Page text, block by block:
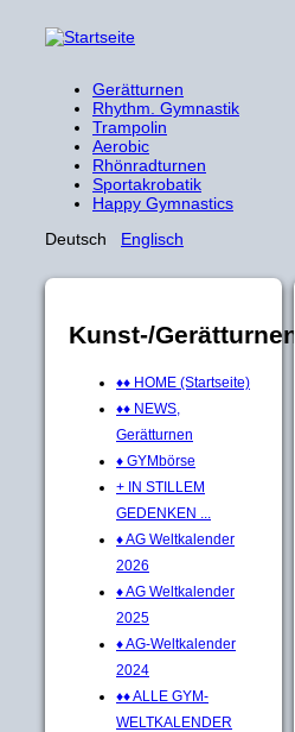
Gerätturnen
Rhythm. Gymnastik
Trampolin
Aerobic
Rhönradturnen
Sportakrobatik
Happy Gymnastics
Deutsch Englisch
Kunst-/Gerätturnen
♦♦ HOME (Startseite)
♦♦ NEWS,
Gerätturnen
♦ GYMbörse
+ IN STILLEM
GEDENKEN ...
♦ AG Weltkalender
2026
♦ AG Weltkalender
2025
♦ AG-Weltkalender
2024
♦♦ ALLE GYM-
WELTKALENDER